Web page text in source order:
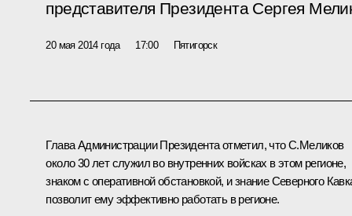
представителя Президента Сергея
20 мая 2014 года 17:00 Пятигорск
Глава Администрации Президента отметил, что С.Меликов
около 30 лет служил во внутренних войсках в этом регионе,
знаком с оперативной обстановкой, и знание Северного
позволит ему эффективно работать в регионе.